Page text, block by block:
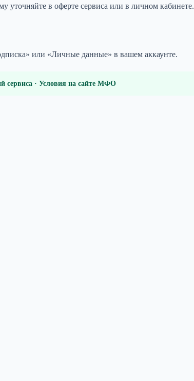
уточняйте в оферте сервиса или в личном кабинете.
или «Личные данные» в вашем аккаунте.
сервиса · Условия на сайте МФО